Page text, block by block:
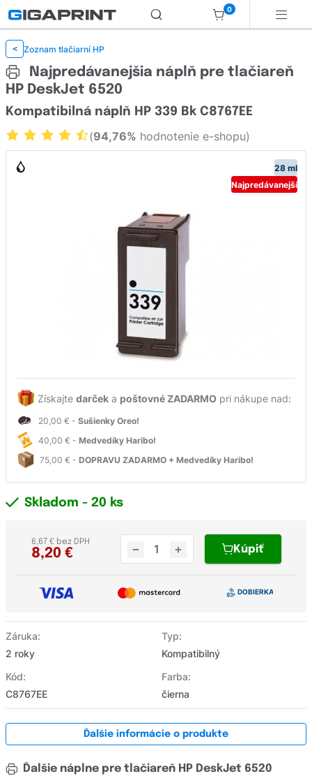
0
< Zoznam tlačiarní HP
Najpredávanejšia náplň pre tlačiareň
HP DeskJet 6520
28 ml
Najpredávanejší
Získajte darček a poštovné ZADARMO pri nákupe nad:
20,00 € - Sušienky Oreo!
40,00 € - Medvedíky Haribo!
75,00 € - DOPRAVU ZADARMO + Medvedíky Haribo!
Kompatibilná náplň HP 339 Bk C8767EE
(94,76% hodnotenie e-shopu)
Záruka:
2 roky
Typ:
Kompatibilný
Kód:
C8767EE
Farba:
čierna
Skladom - 20 ks
8,20 €
6,67 € bez DPH
Kúpiť
Ďalšie informácie o produkte
Ďalšie náplne pre tlačiareň HP DeskJet 6520